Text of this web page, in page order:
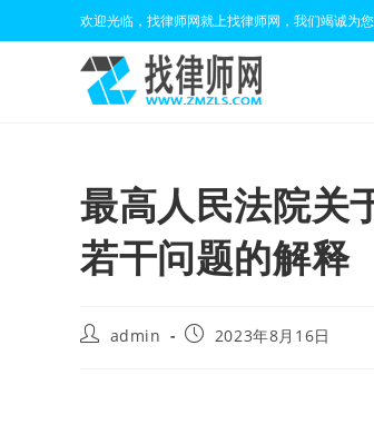
to
欢迎光临，找律师网就上找律师网，我们竭诚为您
最高人民法院关
若干问题的解释
Postadmin
Post2023年8月16日